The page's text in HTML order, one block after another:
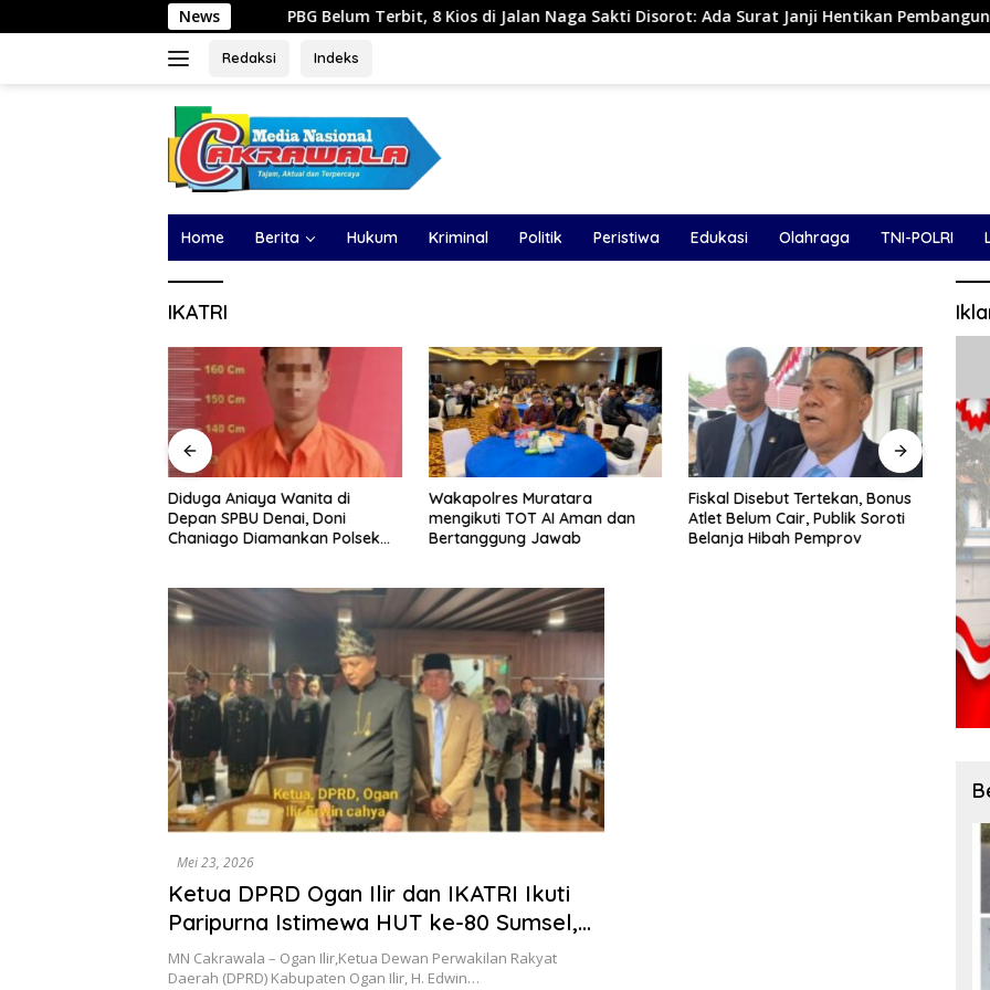
ke
News
PBG Belum Terbit, 8 Kios di Jalan Naga Sakti Disorot: Ada Surat Janji Hentikan Pembangunan
Redaksi Indeks
Home Berita Hukum Kriminal Politik Peristiwa Edukasi Olahraga TNI-POLRI
IKATRI
Diduga Aniaya Wanita di
Depan SPBU Denai, Doni
Chaniago Diamankan Polsek
Wakapolres Muratara
mengikuti TOT AI Aman dan
Bertanggung Jawab
Fiskal Disebut Tertekan, Bonus
Atlet Belum Cair, Publik Soroti
Belanja Hibah Pemprov
Jadi
Mei 23, 2026
Ketua DPRD Ogan Ilir dan IKATRI Ikuti
Paripurna Istimewa HUT ke-80 Sumsel,
Tekankan Pentingnya Sinergi
Pembangunan
MN Cakrawala – Ogan Ilir,Ketua Dewan Perwakilan Rakyat
Daerah (DPRD) Kabupaten Ogan Ilir, H. Edwin…